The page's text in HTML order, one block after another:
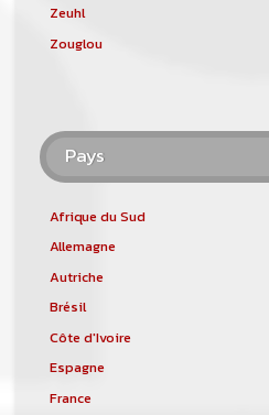
Zeuhl
Zouglou
Pays
Afrique du Sud
Allemagne
Autriche
Brésil
Côte d'Ivoire
Espagne
France